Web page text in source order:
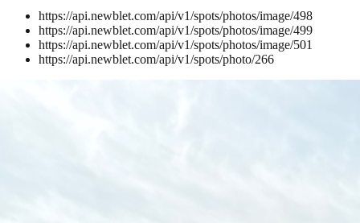
https://api.newblet.com/api/v1/spots/photos/image/498
https://api.newblet.com/api/v1/spots/photos/image/499
https://api.newblet.com/api/v1/spots/photos/image/501
https://api.newblet.com/api/v1/spots/photo/266